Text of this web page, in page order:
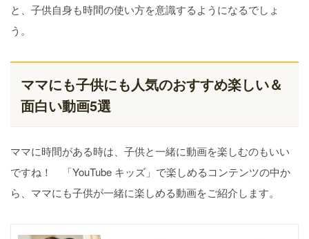
と、子供自身も時間の使い方を意識するようになるでしょ
う。
ママにも子供にも人気のおすすめ楽しい＆
面白い動画5選
ママに時間がある時は、子供と一緒に動画を楽しむのもいい
ですね！ 「YouTube キッズ」で楽しめるコンテンツの中か
ら、ママにも子供が一緒に楽しめる動画をご紹介します。